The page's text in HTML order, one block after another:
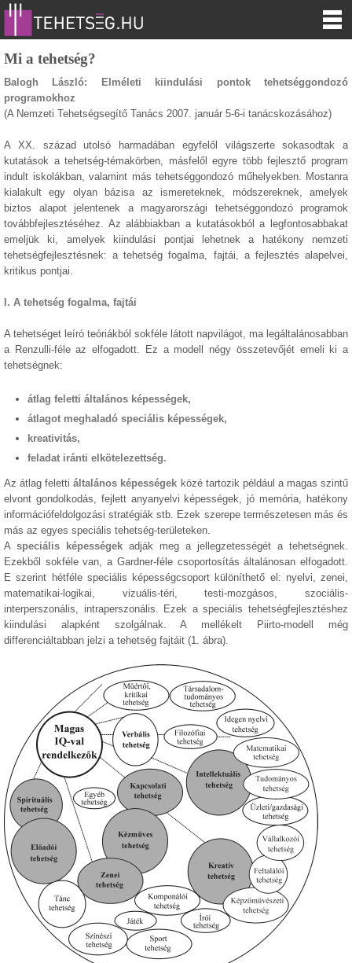
Mi a tehetség?
Balogh László: Elméleti kiindulási pontok tehetséggondozó
programokhoz
(A Nemzeti Tehetségsegítő Tanács 2007. január 5-6-i tanácskozásához)
A XX. század utolsó harmadában egyfelől világszerte sokasodtak a
kutatások a tehetség-témakörben, másfelől egyre több fejlesztő program
indult iskolákban, valamint más tehetséggondozó műhelyekben. Mostanra
kialakult egy olyan bázisa az ismereteknek, módszereknek, amelyek
biztos alapot jelentenek a magyarországi tehetséggondozó programok
továbbfejlesztéséhez. Az alábbiakban a kutatásokból a legfontosabbakat
emeljük ki, amelyek kiindulási pontjai lehetnek a hatékony nemzeti
tehetségfejlesztésnek: a tehetség fogalma, fajtái, a fejlesztés alapelvei,
kritikus pontjai.
I. A tehetség fogalma, fajtái
A tehetséget leíró teóriákból sokféle látott napvilágot, ma legáltalánosabban
a Renzulli-féle az elfogadott. Ez a modell négy összetevőjét emeli ki a
tehetségnek:
átlag feletti általános képességek,
átlagot meghaladó speciális képességek,
kreativitás,
feladat iránti elkötelezettség.
Az átlag felettiáltalános képességek közé tartozik például a magas szintű
elvont gondolkodás, fejlett anyanyelvi képességek, jó memória, hatékony
információfeldolgozási stratégiák stb. Ezek szerepe természetesen más és
más az egyes speciális tehetség-területeken.
A speciális képességek adják meg a jellegzetességét a tehetségnek.
Ezekből sokféle van, a Gardner-féle csoportosítás általánosan elfogadott.
E szerint hétféle speciális képességcsoport különíthető el: nyelvi, zenei,
matematikai-logikai, vizuális-téri, testi-mozgásos, szociális-
interperszonális, intraperszonális. Ezek a speciális tehetségfejlesztéshez
kiindulási alapként szolgálnak. A mellékelt Piirto-modell még
differenciáltabban jelzi a tehetség fajtáit (1. ábra).